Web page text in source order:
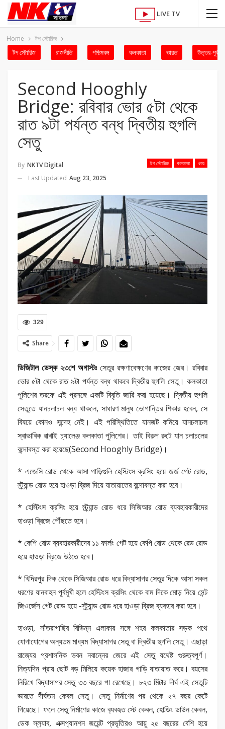
LIVE TV
Home টপ স্টোরিজ
টপ স্টোরিজ রাজনীতি পশ্চিমবঙ্গ কলকাতা ভারত উত্তর-পূর্ব
Second Hooghly
Bridge: রবিবার ভোর ৫টা থেকে
রাত ৯টা পর্যন্ত বন্ধ দ্বিতীয় হুগলি
সেতু
টপ স্টোরিজ কলকাতা খবর
By NKTV Digital
Last Updated Aug 23, 2025
329
Share
ডিজিটাল ডেস্ক ২৩শে অগাস্টঃসেতুর রক্ষণাবেক্ষণের কাজের জের। রবিবার
ভোর ৫টা থেকে রাত ৯টা পর্যন্ত বন্ধ থাকবে দ্বিতীয় হুগলি সেতু। কলকাতা
পুলিশের তরফে এই প্রসঙ্গে একটি বিবৃতি জারি করা হয়েছে। দ্বিতীয় হুগলি
সেতুতে যানচলাচল বন্ধ থাকলে, সাধারণ মানুষ ভোগান্তির শিকার হবেন, সে
বিষয়ে কোনও সন্দেহ নেই। এই পরিস্থিতিতে যানজট কমিয়ে যানচলাচল
স্বাভাবিক রাখাই চ্যালেঞ্জ কলকাতা পুলিশের। তাই বিকল্প রুটে যান চলাচলের
বন্দোবস্ত করা হয়েছে(Second Hooghly Bridge)।
* এজেসি রোড থেকে আসা গাড়িগুলি হেস্টিংস ক্রসিং হয়ে জর্জ গেট রোড,
স্ট্র্যান্ড রোড হয়ে হাওড়া ব্রিজ দিয়ে যাতায়াতের বন্দোবস্ত করা হবে।
* হেস্টিংস ক্রসিং হয়ে স্ট্র্যান্ড রোড ধরে সিজিআর রোড ব্যবহারকারীদের
হাওড়া ব্রিজে পৌঁছতে হবে।
* কেপি রোড ব্যবহারকারীদের ১১ ফার্লং গেট হয়ে কেপি রোড থেকে রেড রোড
হয়ে হাওড়া ব্রিজে উঠতে হবে।
* খিদিরপুর দিক থেকে সিজিআর রোড ধরে বিদ্যাসাগর সেতুর দিকে আসা সকল
ধরণের যানবাহন পূর্বমুখী হলে হেস্টিংস ক্রসিং থেকে বাম দিকে মোড় নিয়ে সেন্ট
জিওর্জেস গেট রোড হয়ে -স্ট্র্যান্ড রোড ধরে হাওড়া ব্রিজ ব্যবহার করা হবে।
হাওড়া, সাঁতরাগাছির বিভিন্ন এলাকার সঙ্গে শহর কলকাতার সড়ক পথে
যোগাযোগের অন্যতম মাধ্যম বিদ্যাসাগর সেতু বা দ্বিতীয় হুগলি সেতু। এছাড়া
রাজ্যের প্রশাসনিক ভবন নবান্নের জেরে এই সেতু যথেষ্ট গুরুত্বপূর্ণ।
নিত্যদিন প্রায় ছোট বড় মিলিয়ে কয়েক হাজার গাড়ি যাতায়াত করে। বয়সের
নিরিখে বিদ্যাসাগর সেতু ৩৩ বছরে পা রেখেছে। ৮২৩ মিটার দীর্ঘ এই সেতুটি
ভারতে দীর্ঘতম কেবল সেতু। সেতু নির্মাণের পর থেকে ২৭ বছর কেটে
গিয়েছে। ফলে সেতু নির্মাণের কাজে ব‍্যবহৃত স্টে কেবল, হোল্ডিং ডাউন কেবল,
ডেক স্ল‍্যাব, এক্সপ‍্যানশন জয়েন্ট প্রভৃতিরও আয়ু ২৫ বছরের বেশি হয়ে